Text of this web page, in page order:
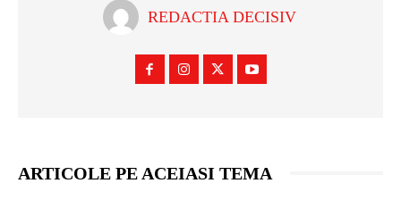
REDACTIA DECISIV
ARTICOLE PE ACEIASI TEMA